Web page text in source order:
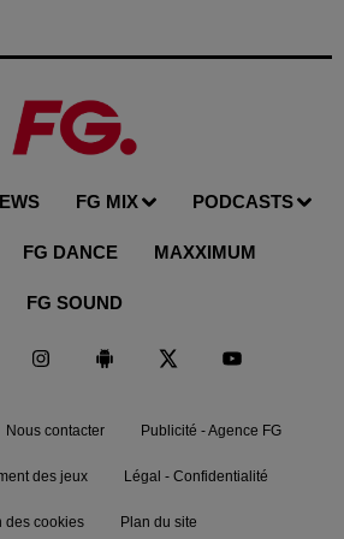
FG MIX PODCASTS
FG DANCE MAXXIMUM
FG SOUND
Nous contacter Publicité - Agence FG
des jeux Légal - Confidentialité
des cookies Plan du site